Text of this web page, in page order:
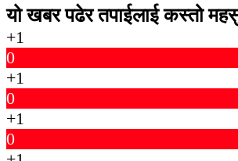
यो खबर पढेर तपाईलाई कस्तो
+1
0
+1
0
+1
0